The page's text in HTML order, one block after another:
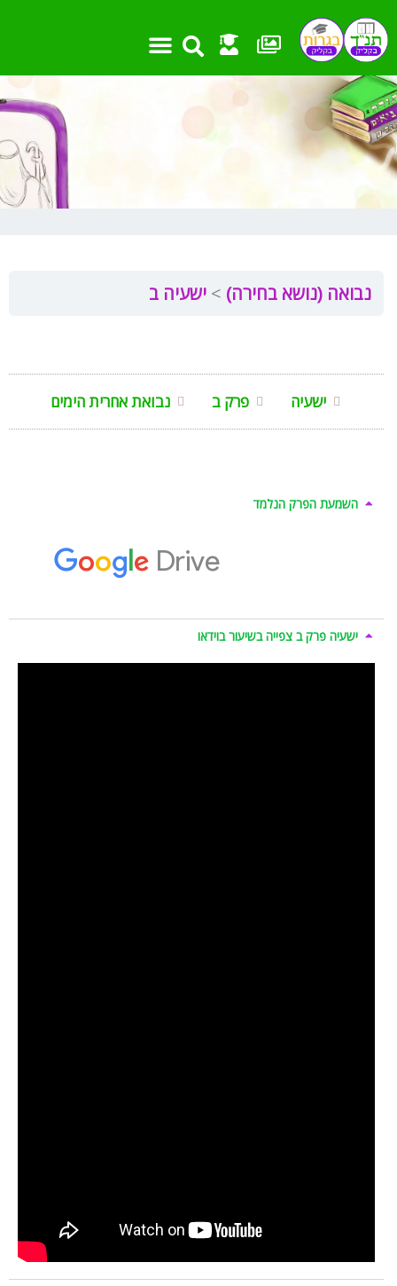
לתוכן
נבואה (נושא בחירה) ישעיה ב
ישעיה פרק ב נבואת אחרית הימים
השמעת הפרק הנלמד
ישעיה פרק ב צפייה בשיעור בוידאו